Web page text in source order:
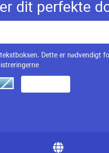
dit perfekte
Dette er nødvendigt